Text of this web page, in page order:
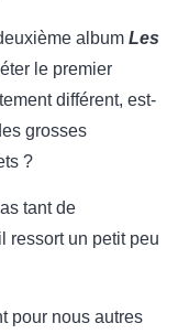
album Les
le premier
différent, est-
grosses
?
tant de
ressort un petit peu
pour nous autres